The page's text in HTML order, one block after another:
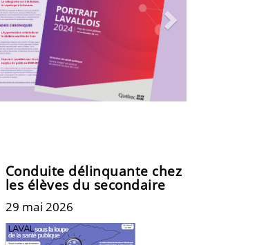
Conduite délinquante chez
les élèves du secondaire
29 mai 2026